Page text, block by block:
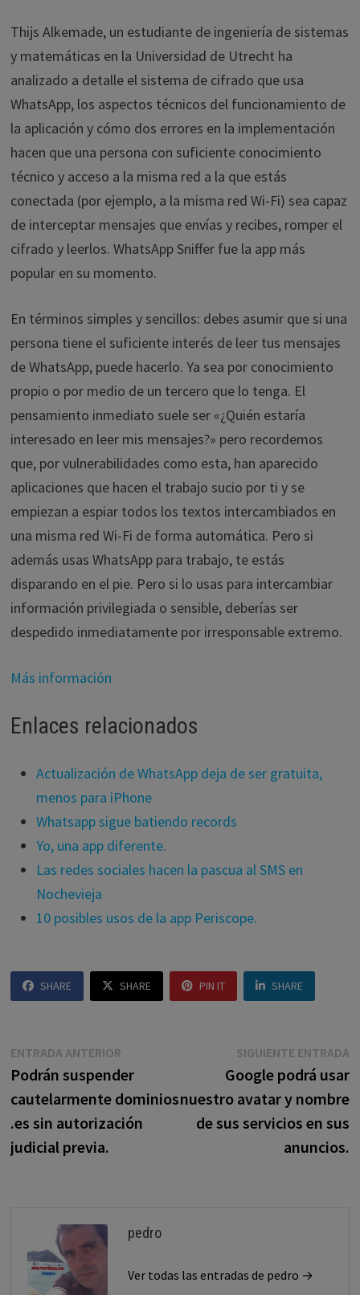
Thijs Alkemade, un estudiante de ingeniería de sistemas
y matemáticas en la Universidad de Utrecht ha
analizado a detalle el sistema de cifrado que usa
WhatsApp, los aspectos técnicos del funcionamiento de
la aplicación y cómo dos errores en la implementación
hacen que una persona con suficiente conocimiento
técnico y acceso a la misma red a la que estás
conectada (por ejemplo, a la misma red Wi-Fi) sea capaz
de interceptar mensajes que envías y recibes, romper el
cifrado y leerlos. WhatsApp Sniffer fue la app más
popular en su momento.
En términos simples y sencillos: debes asumir que si una
persona tiene el suficiente interés de leer tus mensajes
de WhatsApp, puede hacerlo. Ya sea por conocimiento
propio o por medio de un tercero que lo tenga. El
pensamiento inmediato suele ser «¿Quién estaría
interesado en leer mis mensajes?» pero recordemos
que, por vulnerabilidades como esta, han aparecido
aplicaciones que hacen el trabajo sucio por ti y se
empiezan a espiar todos los textos intercambiados en
una misma red Wi-Fi de forma automática. Pero si
además usas WhatsApp para trabajo, te estás
disparando en el pie. Pero si lo usas para intercambiar
información privilegiada o sensible, deberías ser
despedido inmediatamente por irresponsable extremo.
Más información
Enlaces relacionados
Actualización de WhatsApp deja de ser gratuita,
menos para iPhone
Whatsapp sigue batiendo records
Yo, una app diferente.
Las redes sociales hacen la pascua al SMS en
Nochevieja
10 posibles usos de la app Periscope.
SHARE SHARE PIN IT SHARE
Navegación
de
entradas
ENTRADA ANTERIOREntrada
anterior:
Podrán suspender
cautelarmente dominios
.es sin autorización
judicial previa.
SIGUIENTE ENTRADA
Google podrá usar
nuestro avatar y nombre
de sus servicios en sus
anuncios.
pedro
Ver todas las entradas de pedro →